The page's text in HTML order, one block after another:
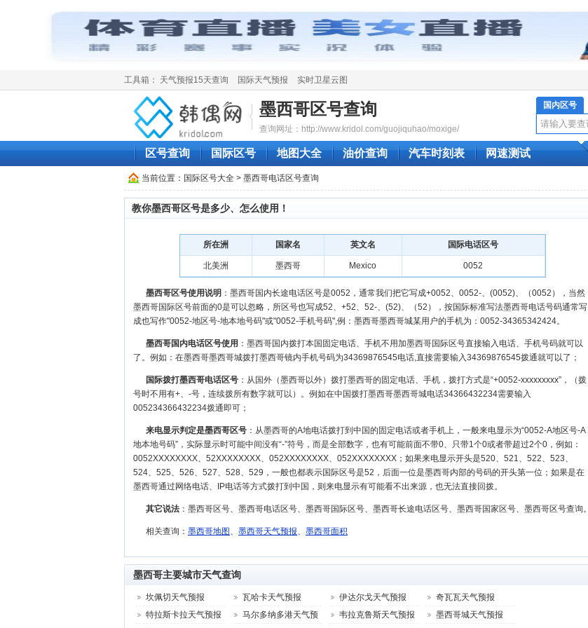
工具箱： 天气预报15天查询 国际天气预报 实时卫星云图
墨西哥区号查询
查询网址：http://www.kridol.com/guojiquhao/moxige/
国内区号
区号查询 国际区号 地图大全 油价查询 汽车时刻表 网速测试
当前位置： 国际区号大全 > 墨西哥电话区号查询
教你墨西哥区号是多少、怎么使用！
所在洲 国家名 英文名 国际电话区号
北美洲 墨西哥 Mexico 0052
墨西哥区号使用说明 ：墨西哥国内长途电话区号是0052，通常我们把它写成+0052、0052-、(0052)、（0052），当然
墨西哥国际区号前面的0是可以忽略，所区号也写成52、+52、52-、(52)、（52），按国际标准写法墨西哥电话号码通常写
成也写作"0052-地区号-地本地号码"或"0052-手机号码",例：墨西哥墨西哥城某用户的手机为：0052-34365342424。
墨西哥国内电话区号使用 ：墨西哥国内拨打本国固定电话、手机不用加墨西哥国际区号直接输入电话、手机号码就可以
了。例如：在墨西哥墨西哥城拨打墨西哥镜内手机号码为34369876545电话,直接需要输入34369876545拨通就可以了；
国际拨打墨西哥电话区号 ：从国外（墨西哥以外）拨打墨西哥的固定电话、手机，拨打方式是“+0052-xxxxxxxxx”，（拨
号时不用有+、-号，连续拨所有数字就可以）。例如在中国拨打墨西哥墨西哥城电话34366432234需要输入
005234366432234拨通即可；
来电显示判定是墨西哥区号 ：从墨西哥的A地电话拨打到中国的固定电话或者手机上，一般来电显示为“0052-A地区号-A
地本地号码”，实际显示时可能中间没有“-”符号，而是全部数字，也有可能前面不带0、只带1个0或者带超过2个0，例如：
0052XXXXXXXX、52XXXXXXXX、052XXXXXXXX、052XXXXXXXX；如果来电显示开头是520、521、522、523、
524、525、526、527、528、529，一般也都表示国际区号是52，后面一位是墨西哥内部的号码的开头第一位；如果是在
墨西哥通过网络电话、IP电话等方式拨打到中国，则来电显示有可能看不出来源，也无法直接回拨。
其它说法 ：墨西哥区号、墨西哥电话区号、墨西哥国际区号、墨西哥长途电话区号、墨西哥国家区号、墨西哥区号查询。
相关查询： 墨西哥地图 、 墨西哥天气预报、 墨西哥面积
墨西哥主要城市天气查询
坎佩切天气预报 瓦哈卡天气预报 伊达尔戈天气预报
奇瓦瓦天气预报
特拉斯卡拉天气预报
马尔多纳多港天气预 韦拉克鲁斯天气预报
墨西哥城天气预报